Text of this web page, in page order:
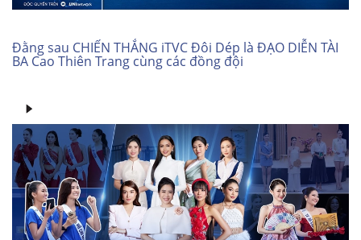
Đằng sau CHIẾN THẮNG iTVC Đôi Dép là ĐẠO DIỄN TÀI
BA Cao Thiên Trang cùng các đồng đội